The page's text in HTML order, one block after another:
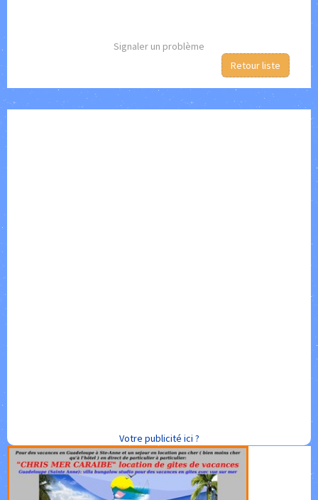
Signaler un problème
Retour liste
Votre publicité ici ?